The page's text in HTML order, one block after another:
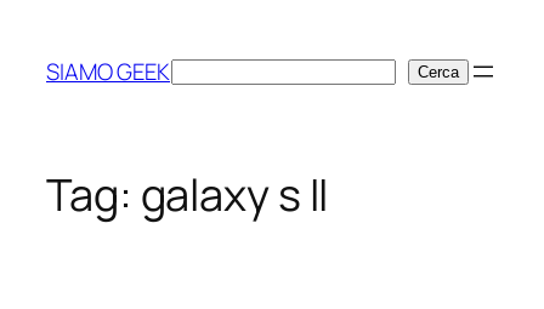
contenuto
SIAMO GEEKCerca Cerca
Tag: galaxy s II